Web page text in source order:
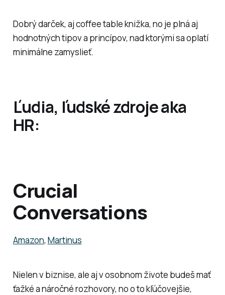
Dobrý darček, aj coffee table knižka, no je plná aj
hodnotných tipov a princípov, nad ktorými sa oplatí
minimálne zamyslieť.
Ľudia, ľudské zdroje aka
HR:
Crucial
Conversations
Amazon, Martinus
Nielen v biznise, ale aj v osobnom živote budeš mať
ťažké a náročné rozhovory, no o to kľúčovejšie,